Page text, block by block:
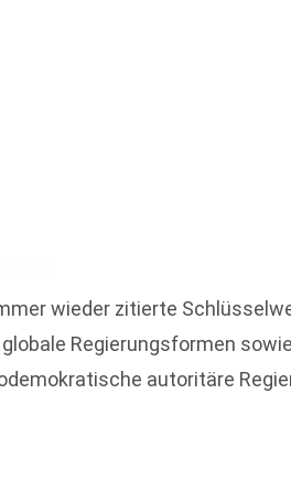
wieder zitierte
Regierungsformen
autoritäre